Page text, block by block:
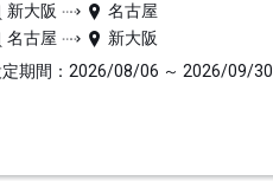
新大阪
名古屋
名古屋
新大阪
期間：2026/08/06 ～ 2026/09/30